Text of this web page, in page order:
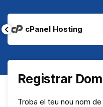
cPanel Hosting
Registrar
Troba el teu nou nom